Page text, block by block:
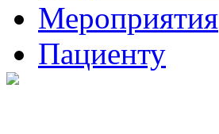
Мероприятия
Пациенту